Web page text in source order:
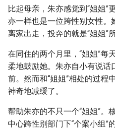
比起母亲，朱亦感觉到“姐姐”
亦一样也是一位跨性别女性。
离家出走，投奔的就是“姐姐”
在同住的两个月里，“姐姐”每
柔地鼓励她。朱亦自小有说话
前。然而和“姐姐”相处的过程
神奇地减缓了。
帮助朱亦的不只一个“姐姐”。
中心跨性别部门下“个案小组”